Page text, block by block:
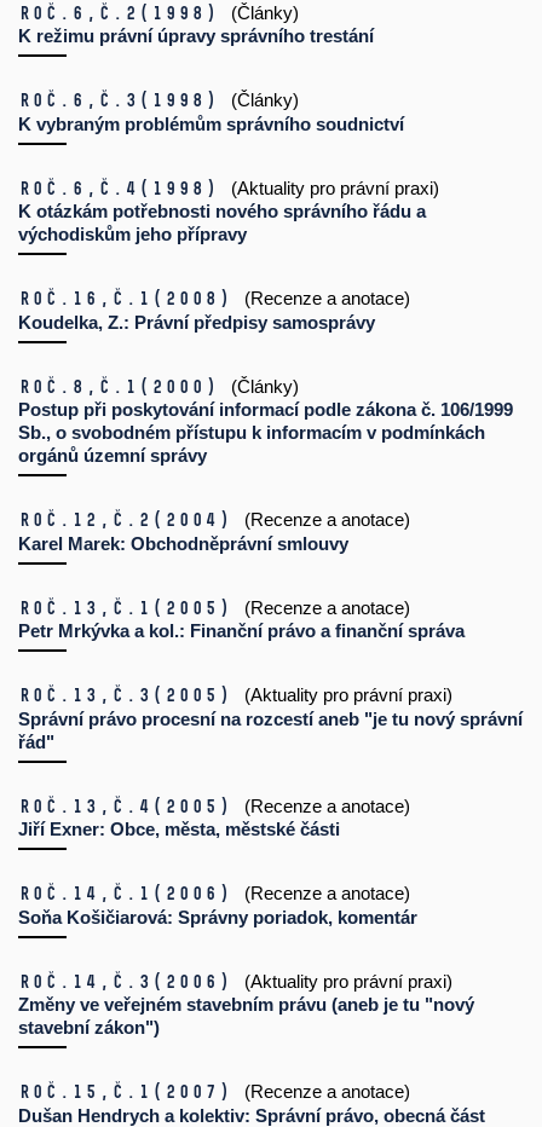
Roč.6, č.2 (1998)
(Články)
K režimu právní úpravy správního trestání
Roč.6, č.3 (1998)
(Články)
K vybraným problémům správního soudnictví
Roč.6, č.4 (1998)
(Aktuality pro právní praxi)
K otázkám potřebnosti nového správního řádu a
východiskům jeho přípravy
Roč.16, č.1 (2008)
(Recenze a anotace)
Koudelka, Z.: Právní předpisy samosprávy
Roč.8, č.1 (2000)
(Články)
Postup při poskytování informací podle zákona č. 106/1999
Sb., o svobodném přístupu k informacím v podmínkách
orgánů územní správy
Roč.12, č.2 (2004)
(Recenze a anotace)
Karel Marek: Obchodněprávní smlouvy
Roč.13, č.1 (2005)
(Recenze a anotace)
Petr Mrkývka a kol.: Finanční právo a finanční správa
Roč.13, č.3 (2005)
(Aktuality pro právní praxi)
Správní právo procesní na rozcestí aneb "je tu nový správní
řád"
Roč.13, č.4 (2005)
(Recenze a anotace)
Jiří Exner: Obce, města, městské části
Roč.14, č.1 (2006)
(Recenze a anotace)
Soňa Košičiarová: Správny poriadok, komentár
Roč.14, č.3 (2006)
(Aktuality pro právní praxi)
Změny ve veřejném stavebním právu (aneb je tu "nový
stavební zákon")
Roč.15, č.1 (2007)
(Recenze a anotace)
Dušan Hendrych a kolektiv: Správní právo, obecná část